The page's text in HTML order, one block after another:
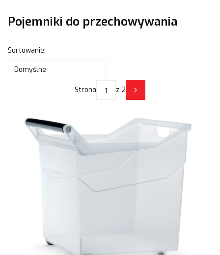
Pojemniki do przechowywania
Lista produktów
Sortowanie:
Domyślne
Strona z 2 Następne produkty